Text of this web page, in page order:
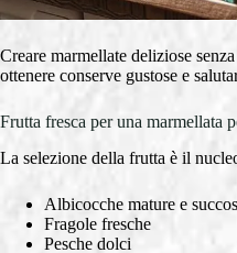
Creare marmellate deliziose
ottenere conserve gustose e
Frutta fresca per una marmellata
La selezione della frutta è il
Albicocche mature e
Fragole fresche
Pesche dolci